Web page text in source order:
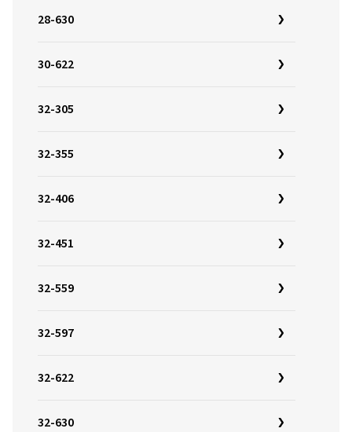
28-630
30-622
32-305
32-355
32-406
32-451
32-559
32-597
32-622
32-630